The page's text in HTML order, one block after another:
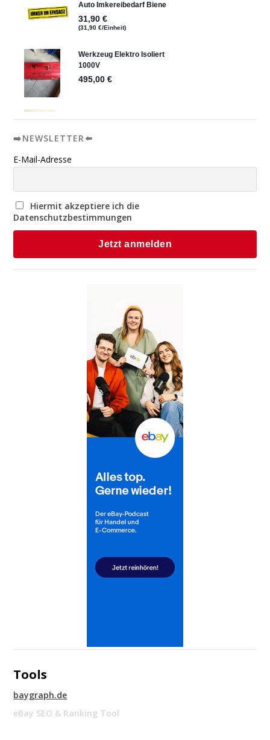
➡️NEWSLETTER⬅️
E-Mail-Adresse
Hiermit akzeptiere ich die
Datenschutzbestimmungen
Tools
baygraph.de
eBay SEO & Ranking Tool